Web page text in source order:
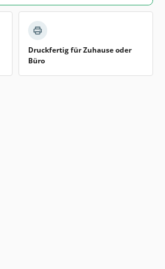
Druckfertig für Zuhause oder
Büro